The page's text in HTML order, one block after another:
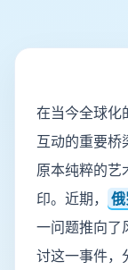
在当今全球化
互动的重要桥
原本纯粹的艺
印。近期，
一问题推向了
讨这一事件，